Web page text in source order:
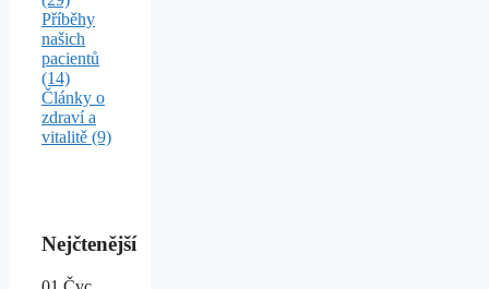
Příběhy
našich
pacientů
(14)
Články o
zdraví a
vitalitě (9)
Nejčtenější